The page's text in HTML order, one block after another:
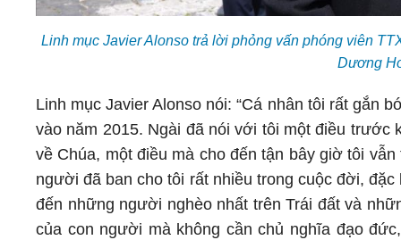
Linh mục Javier Alonso trả lời phỏng vấn phóng viên
Dương
Linh mục Javier Alonso nói: “Cá nhân tôi rất gắn
vào năm 2015. Ngài đã nói với tôi một điều
về Chúa, một điều mà cho đến tận bây giờ tôi
người đã ban cho tôi rất nhiều trong cuộc đời,
đến những người nghèo nhất trên Trái đất và
của con người mà không cần chủ nghĩa đạo